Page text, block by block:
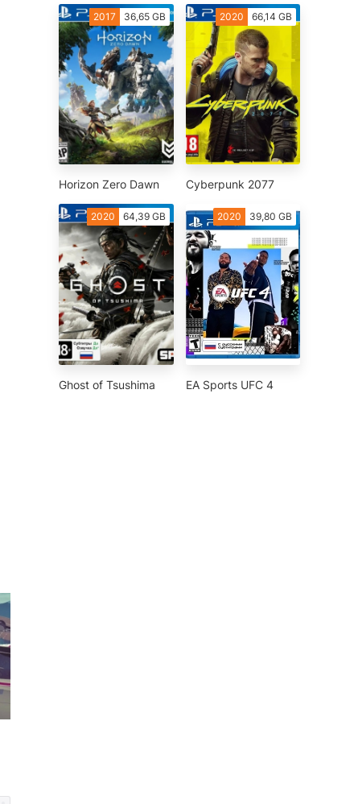
2017 36,65 GB
Horizon Zero Dawn
2020 66,14 GB
Cyberpunk 2077
2020 64,39 GB
Ghost of Tsushima
2020 39,80 GB
EA Sports UFC 4